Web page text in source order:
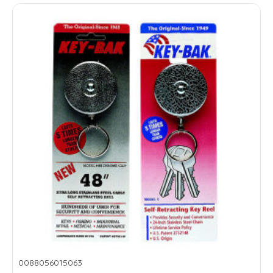
cilinder. SKG staat voor Stichting Kwaliteit Gevelbouw. Deze stichting
test al het hang- en sluitwerk op sterkte- en duurzaamheid. Een
SKG**® cilinder is niet bestand tegen het kerntrekken. Dit kan
gecombineerd worden met SKG***® beslag waardoor u hier wel tegen
beschermd bent.
Wanner u een goed beveiligde cilinder wilt hebben zonder vervanging
van het beslag adviseren wij een SKG***® toe te passen. Een SKG***
cilinder is wel bestand tegen het kerntrekken, daarnaast is de SKG***®
cilinder ook beveiligd tegen kopsleutels en lockpicken. In beide
gevallen betekend dit dat er geen manipulatiesleutels of technieken
toepasbaar zijn bij dit type cilinders
Informatie - Hoe kies je de juiste cilinder?
Voor het kiezen van de juiste cilinder hebben wij wat extra informatie
0088056015063